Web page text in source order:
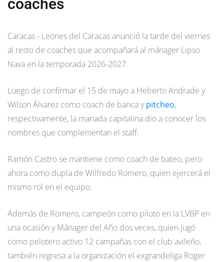
coaches
Caracas.- Leones del Caracas anunció la tarde del viernes
al resto de coaches que acompañará al mánager Lipso
Nava en la temporada 2026-2027.
Luego de confirmar el 15 de mayo a Heberto Andrade y
Wilson Álvarez como coach de banca ypitcheo,
respectivamente, la manada capitalina dio a conocer los
nombres que complementan el staff.
Ramón Castro se mantiene como coach de bateo, pero
ahora como dupla de Wilfredo Romero, quien ejercerá el
mismo rol en el equipo.
Además de Romero, campeón como piloto en la LVBP en
una ocasión y Mánager del Año dos veces, quien jugó
como pelotero activo 12 campañas con el club avileño,
también regresa a la organización el exgrandeliga Roger